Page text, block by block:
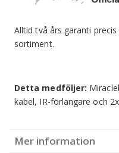
Alltid två års garanti
sortiment.
Detta medföljer:
kabel, IR-förlängare och
Mer information